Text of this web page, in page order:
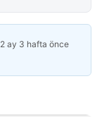
2 ay 3 hafta önce